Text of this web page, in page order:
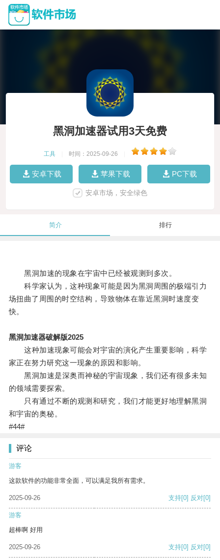
黑洞加速器试用3天免费
工具 时间：2025-09-26
安卓下载 苹果下载 PC下载
安卓市场，安全绿色
简介 排行
黑洞加速的现象在宇宙中已经被观测到多次。
科学家认为，这种现象可能是因为黑洞周围的极端引力
场扭曲了周围的时空结构，导致物体在靠近黑洞时速度变
快。
黑洞加速器破解版2025
这种加速现象可能会对宇宙的演化产生重要影响，科学
家正在努力研究这一现象的原因和影响。
黑洞加速是深奥而神秘的宇宙现象，我们还有很多未知
的领域需要探索。
只有通过不断的观测和研究，我们才能更好地理解黑洞
和宇宙的奥秘。
#44#
评论
游客
这款软件的功能非常全面，可以满足我所有需求。
2025-09-26 支持[0] 反对[0]
游客
超棒啊 好用
2025-09-26 支持[0] 反对[0]